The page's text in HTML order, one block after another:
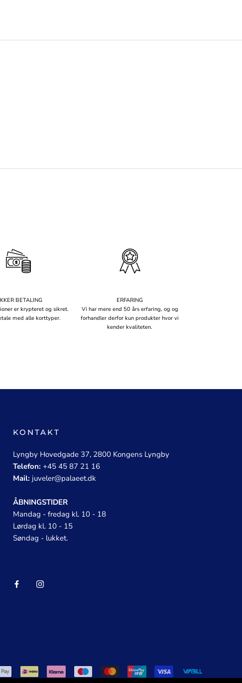
BETALING
er krypteret og sikret.
med alle korttyper.
ERFARING
Vi har mere end 50 års erfaring, og og
forhandler derfor kun produkter hvor vi
kender kvaliteten.
KONTAKT
Lyngby Hovedgade 37, 2800 Kongens Lyngby
Telefon: +45 45 87 21 16
Mail: juveler@palaeet.dk
ÅBNINGSTIDER
Mandag - fredag kl. 10 - 18
Lørdag kl. 10 - 15
Søndag - lukket.